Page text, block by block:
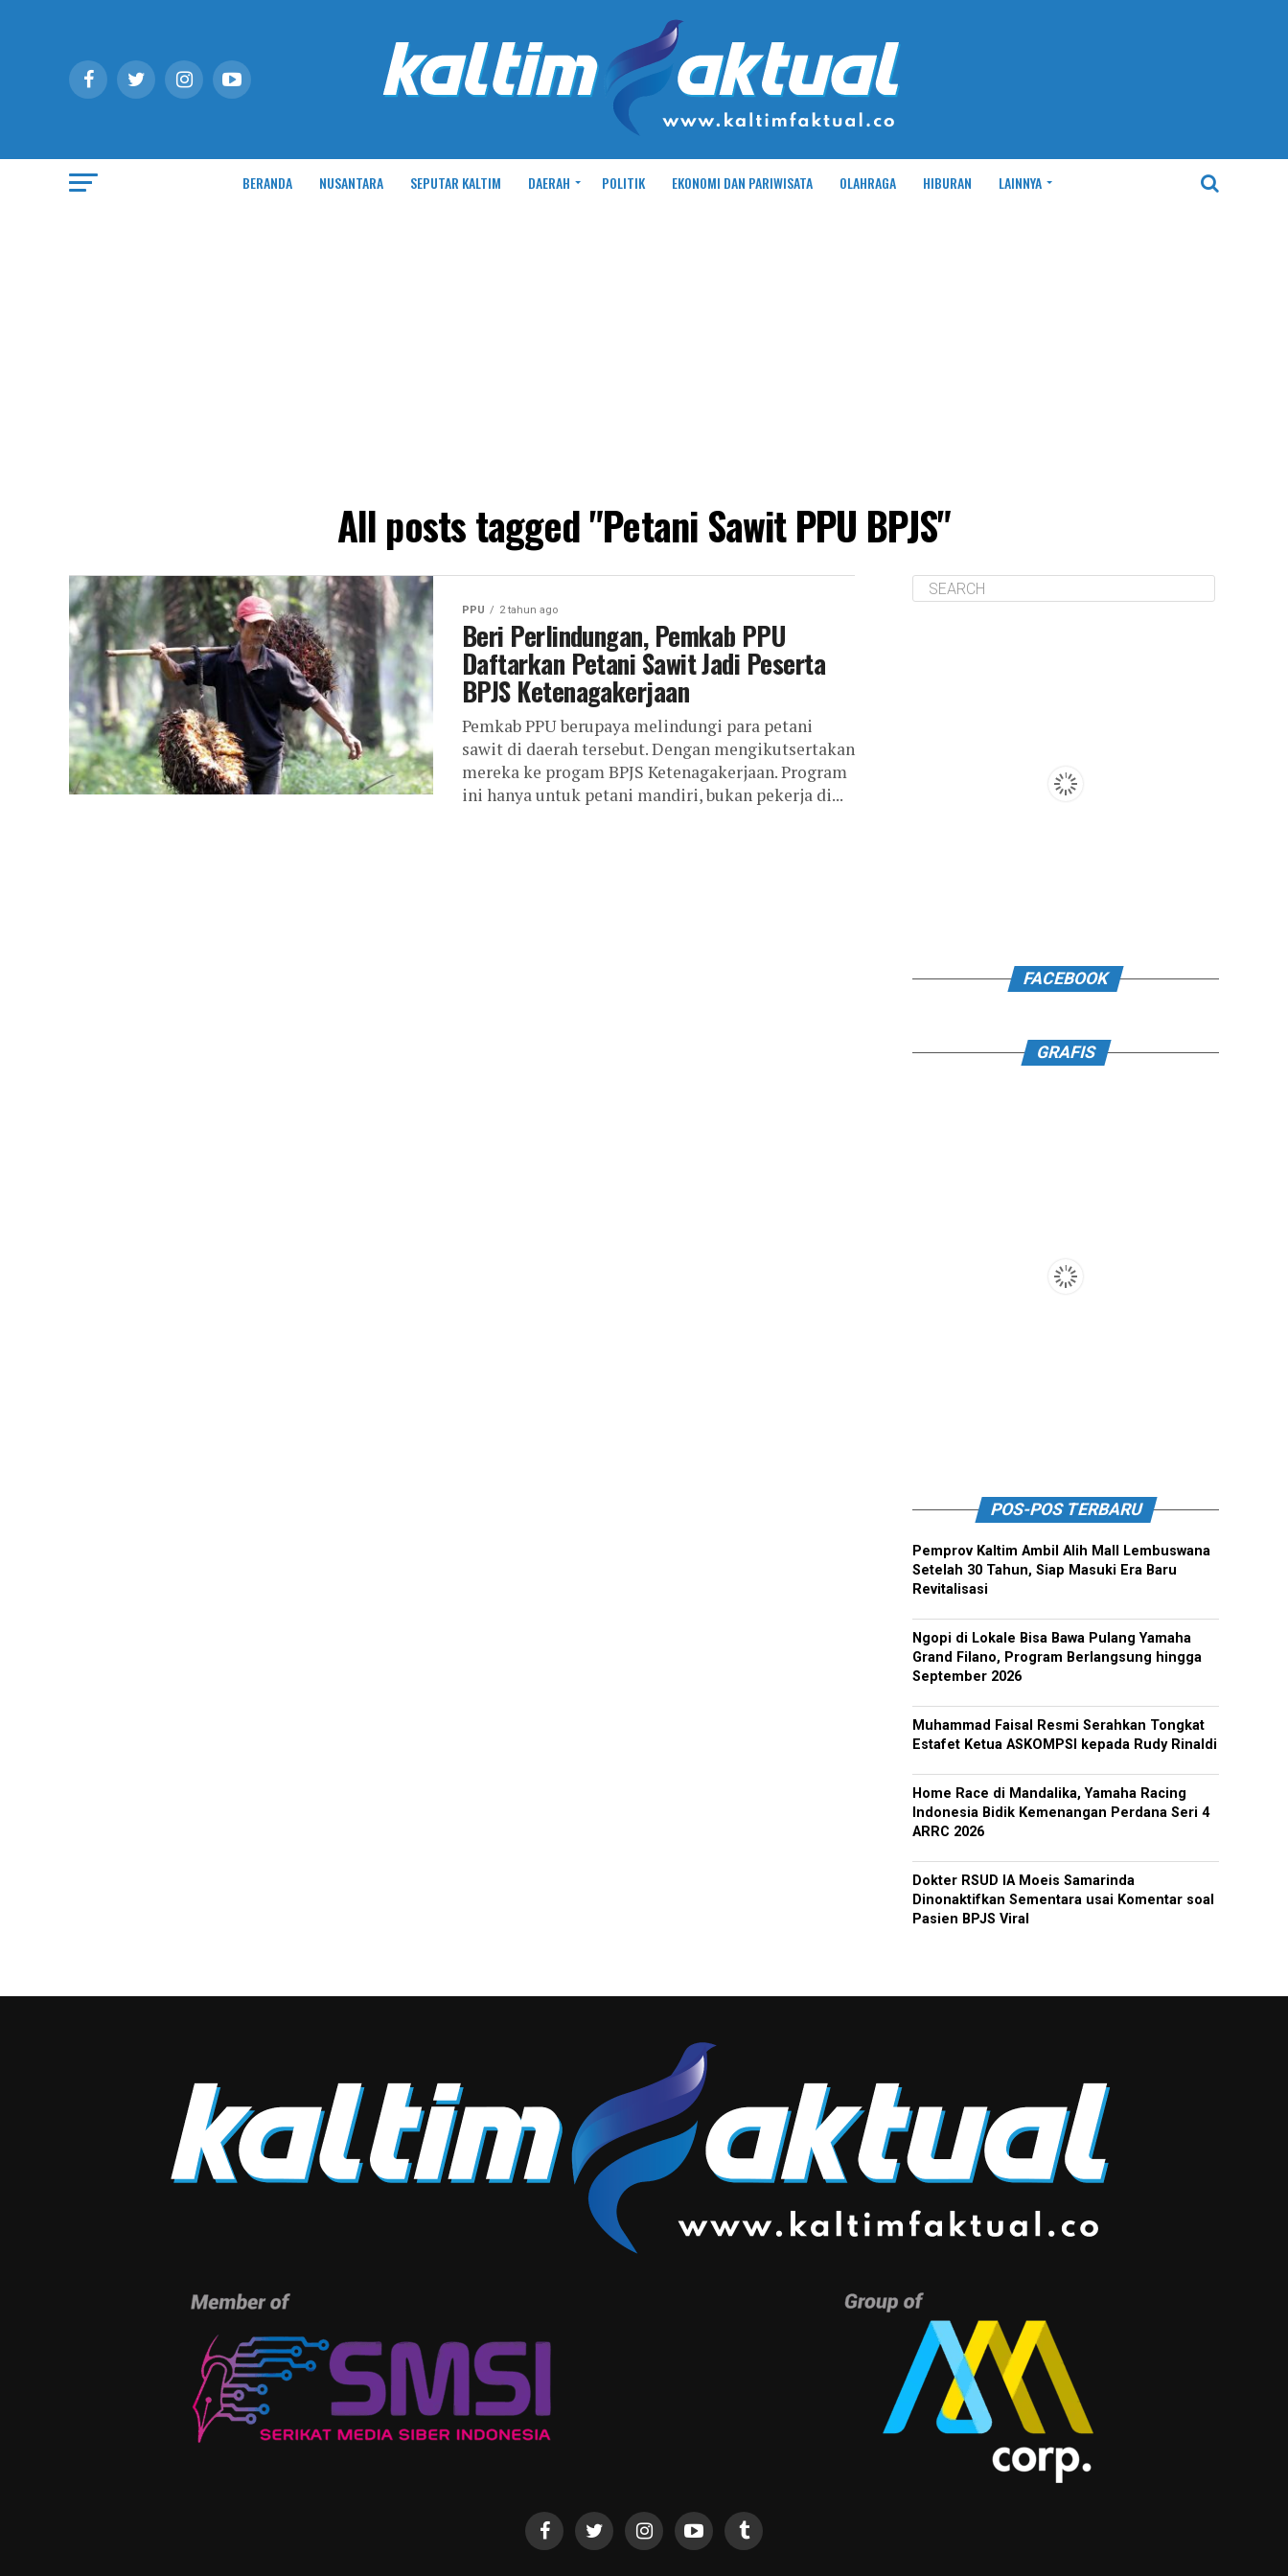
BERANDA NUSANTARA SEPUTAR KALTIM DAERAH POLITIK EKONOMI DAN PARIWISATA OLAHRAGA HIBURAN LAINNYA
All posts tagged "Petani Sawit PPU BPJS"
PPU 2 tahun ago
Beri Perlindungan, Pemkab PPU
Daftarkan Petani Sawit Jadi Peserta
BPJS Ketenagakerjaan
Pemkab PPU berupaya melindungi para petani
sawit di daerah tersebut. Dengan mengikutsertakan
mereka ke progam BPJS Ketenagakerjaan. Program
ini hanya untuk petani mandiri, bukan pekerja di...
FACEBOOK
GRAFIS
POS-POS TERBARU
Pemprov Kaltim Ambil Alih Mall Lembuswana
Setelah 30 Tahun, Siap Masuki Era Baru
Revitalisasi
Ngopi di Lokale Bisa Bawa Pulang Yamaha
Grand Filano, Program Berlangsung hingga
September 2026
Muhammad Faisal Resmi Serahkan Tongkat
Estafet Ketua ASKOMPSI kepada Rudy Rinaldi
Home Race di Mandalika, Yamaha Racing
Indonesia Bidik Kemenangan Perdana Seri 4
ARRC 2026
Dokter RSUD IA Moeis Samarinda
Dinonaktifkan Sementara usai Komentar soal
Pasien BPJS Viral